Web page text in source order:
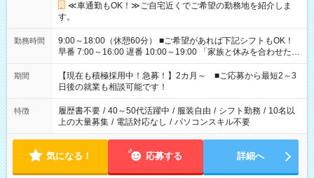
≪車通勤もOK！≫ご自宅近くでご希望の勤務地を紹介しま
す。
勤務時間
9:00～18:00（休憩60分） ■ご希望があれば下記シフトもOK！
早番 7:00～16:00 遅番 10:00～19:00 「家族と休みを合わせた
い」 「余裕を持って夕飯の準備がしたい」 「できれば残業はし
たくない」 など、ご希望を教えてくださいね。 ※Wワーク希望
の方へ 今ご覧のお仕事で希望する勤務時間と、もう1つのお仕事
の勤務時間。 合計で週40時間を超える場合は応募できません。
期間
【現在も積極採用中！急募！】2カ月～ ■ご応募から最短2～3
日後の就業も相談可能です！
特徴 履歴書不要 / 40～50代活躍中 / 服装自由 / シフト勤務 / 10名以
上の大量募集 / 電話対応なし / パソコンスキル不要
気になる！ 応募する 詳細へ